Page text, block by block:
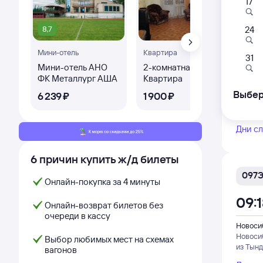
8,7
Мини-отель
Мини-отель АНО
ФК Металлург АША
6 ⁠239 ⁠₽
Квартира
2-комнатная
Квартира
1 ⁠900 ⁠₽
7,2
2
6 причин купить ж/д билеты
Онлайн-покупка за 4 минуты
Онлайн-возврат билетов без
очереди в кассу
Выбор любимых мест на схемах
вагонов
059Н
из
09:18
Дни
097Э
из
24
31